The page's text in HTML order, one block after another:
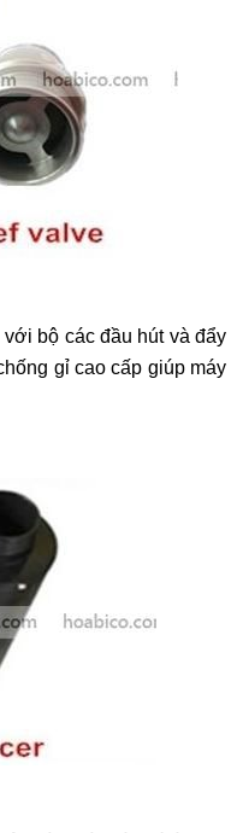
bộ các đầu hút và đẩy
gỉ cao cấp giúp máy